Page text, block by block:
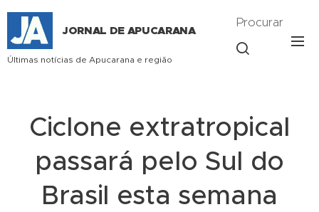
JORNAL DE APUCARANA
Últimas notícias de Apucarana e região
Procurar
Ciclone extratropical
passará pelo Sul do
Brasil esta semana